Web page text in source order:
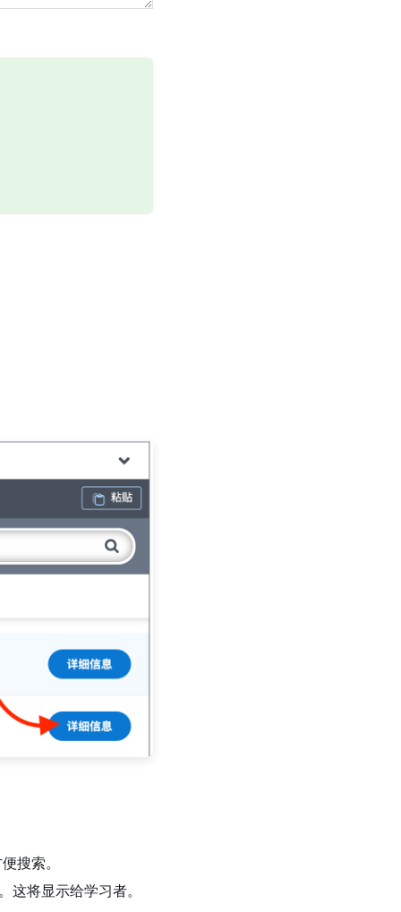
搜索。
。这将显示给学习者。